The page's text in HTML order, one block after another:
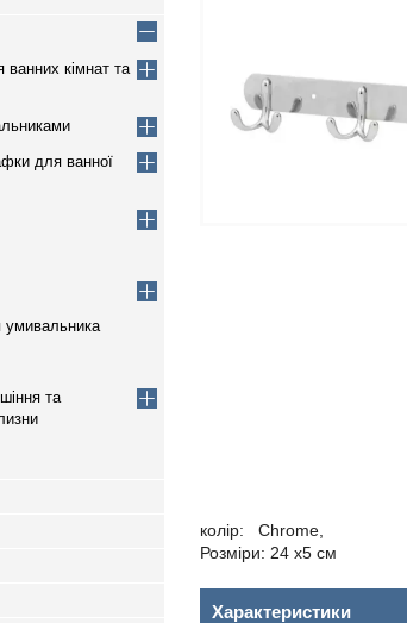
колір: Chrome,
Розміри: 24 х5 см
Характеристики
кімнат та
для ванної
умивальника
та